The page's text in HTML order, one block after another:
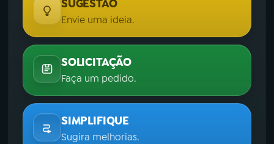
SUGESTÃO
Envie uma ideia.
SOLICITAÇÃO
Faça um pedido.
SIMPLIFIQUE
Sugira melhorias.